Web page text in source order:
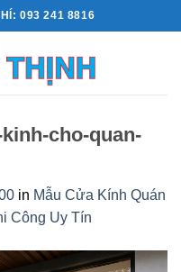
093 241 8816
cho-quan-
in Mẫu Cửa Kính Quán
Công Uy Tín